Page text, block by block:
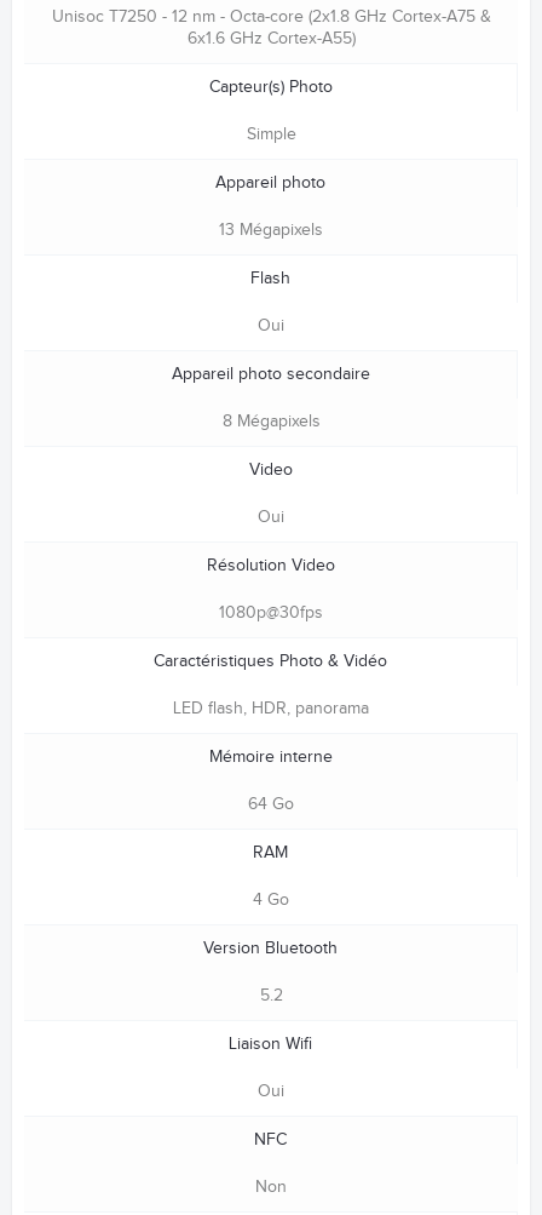
Unisoc T7250 - 12 nm - Octa-core (2x1.8 GHz Cortex-A75 &
6x1.6 GHz Cortex-A55)
Capteur(s) Photo
Simple
Appareil photo
13 Mégapixels
Flash
Oui
Appareil photo secondaire
8 Mégapixels
Video
Oui
Résolution Video
1080p@30fps
Caractéristiques Photo & Vidéo
LED flash, HDR, panorama
Mémoire interne
64 Go
RAM
4 Go
Version Bluetooth
5.2
Liaison Wifi
Oui
NFC
Non